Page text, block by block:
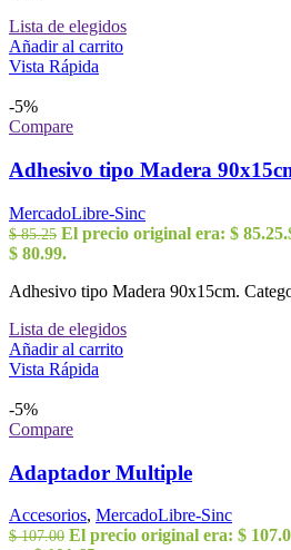
Lista de elegidos
Añadir al carrito
Vista Rápida
-5%
Compare
Adhesivo tipo Madera
MercadoLibre-Sinc
$85.25 El precio original era: $ 85.25.
$ 80.99.
Adhesivo tipo Madera 90x15cm.
Lista de elegidos
Añadir al carrito
Vista Rápida
-5%
Compare
Adaptador Multiple
Accesorios, MercadoLibre-Sinc
$107.00 El precio original era: $